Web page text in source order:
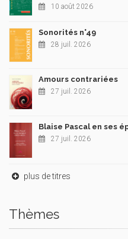
10 août 2026
Sonorités n°49
28 juil. 2026
Amours contrariées
27 juil. 2026
Blaise Pascal en ses
27 juil. 2026
plus de titres
Thèmes